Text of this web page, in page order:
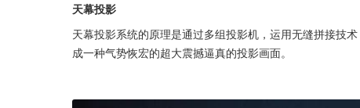
天幕投影
天幕投影系统的原理是通过多组投影机，运用无缝拼接技
成一种气势恢宏的超大震撼逼真的投影画面。